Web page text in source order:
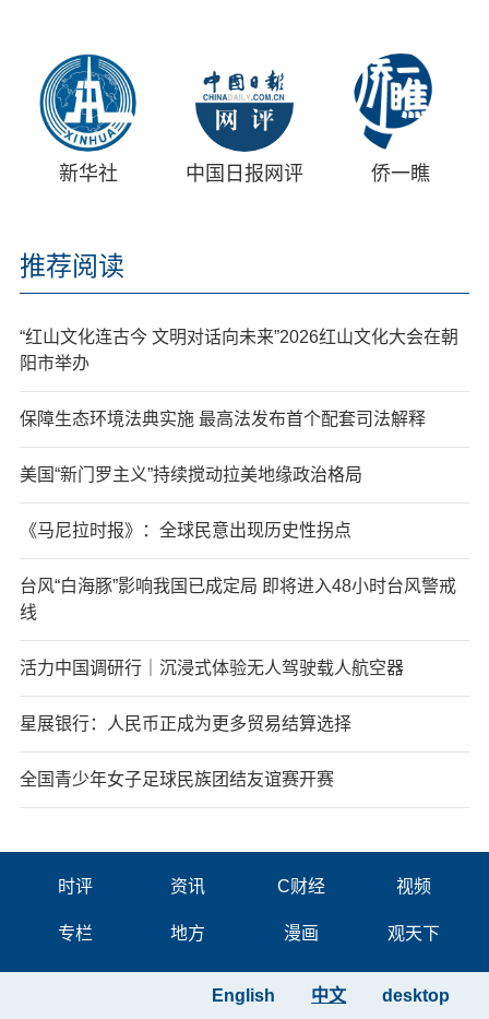
新华社 中国日报网评 侨一瞧
推荐阅读
“红山文化连古今 文明对话向未来”2026红山文化大会在朝
阳市举办
保障生态环境法典实施 最高法发布首个配套司法解释
美国“新门罗主义”持续搅动拉美地缘政治格局
《马尼拉时报》：全球民意出现历史性拐点
台风“白海豚”影响我国已成定局 即将进入48小时台风警戒
线
活力中国调研行｜沉浸式体验无人驾驶载人航空器
星展银行：人民币正成为更多贸易结算选择
全国青少年女子足球民族团结友谊赛开赛
时评 资讯 C财经 视频
专栏 地方 漫画 观天下
desktop
中文
English